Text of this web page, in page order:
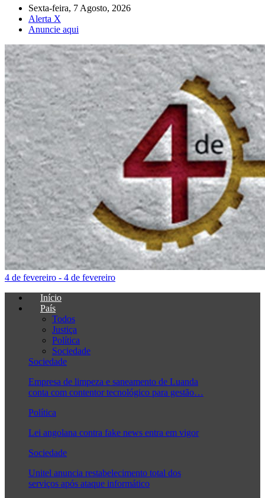
Sexta-feira, 7 Agosto, 2026
Alerta X
Anuncie aqui
4 de fevereiro - 4 de fevereiro
Início
País
Todos
Justiça
Política
Sociedade
Sociedade
Empresa de limpeza e saneamento de Luanda
conta com contentor tecnológico para gestão…
Política
Lei angolana contra fake news entra em vigor
Sociedade
Unitel anuncia restabelecimento total dos
serviços após ataque informático